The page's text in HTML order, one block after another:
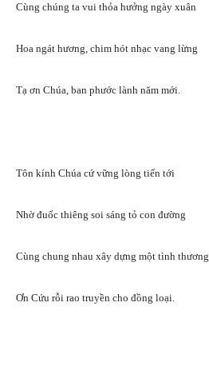
Cùng chúng ta vui thỏa hưởng ngày xuân
Hoa ngát hương, chim hót nhạc vang lừng
Tạ ơn Chúa, ban phước lành năm mới.
Tôn kính Chúa cứ vững lòng tiến tới
Nhờ đuốc thiêng soi sáng tỏ con đường
Cùng chung nhau xây dựng một tình thương
Ơn Cứu rỗi rao truyền cho đồng loại.